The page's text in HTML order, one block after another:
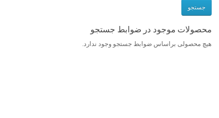
محصولات موجود در ضوابط جستجو
هیچ محصولی براساس ضوابط جستجو وجود ندارد.